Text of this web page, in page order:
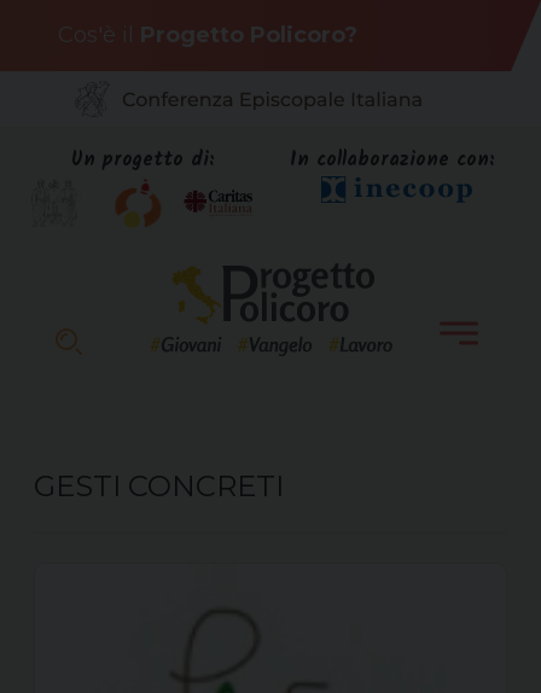
content
Cos'è il Progetto Policoro?
Un progetto di: In collaborazione con:
GESTI CONCRETI